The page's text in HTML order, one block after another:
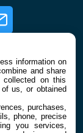
Newsletter
information on
and share
collected on this
us, or obtained
purchases,
phone, precise
you services,